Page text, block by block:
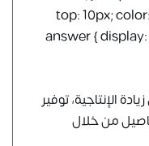
top: 10px;
answer {
الإنتاجية، توفير
من خلال